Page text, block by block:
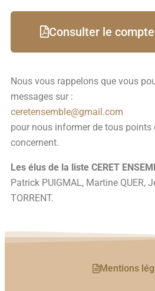
Consulter le
Nous vous rappelons que vous
messages sur :
ceretensemble@gmail.com
pour nous informer de tous
concernent.
Les élus de la liste CERET
Patrick PUIGMAL, Martine QUER,
TORRENT.
Mentions